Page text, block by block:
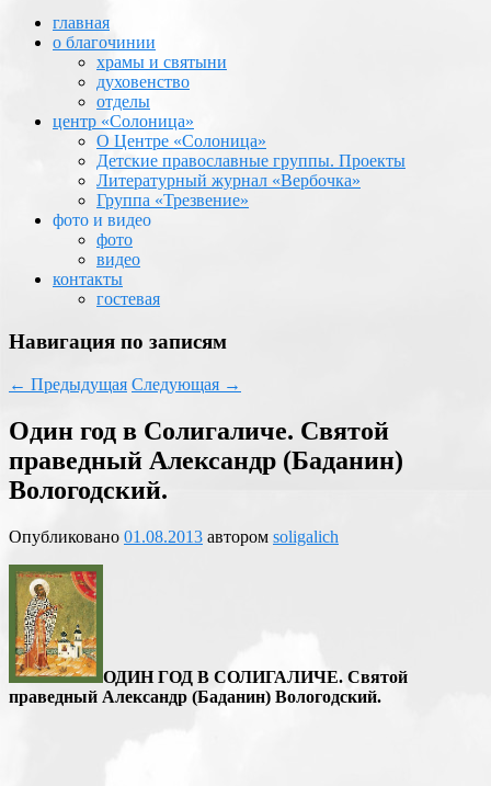
главная
о благочинии
храмы и святыни
духовенство
отделы
центр «Солоница»
О Центре «Солоница»
Детские православные группы. Проекты
Литературный журнал «Вербочка»
Группа «Трезвение»
фото и видео
фото
видео
контакты
гостевая
Навигация по записям
← Предыдущая Следующая →
Один год в Солигаличе. Святой
праведный Александр (Баданин)
Вологодский.
Опубликовано 01.08.2013 автором soligalich
ОДИН ГОД В СОЛИГАЛИЧЕ. Святой
праведный Александр (Баданин) Вологодский.